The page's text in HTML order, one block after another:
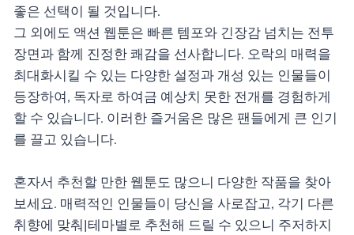
좋은 선택이 될 것입니다.
그 외에도 액션 웹툰은 빠른 템포와 긴장감 넘치는 전투
장면과 함께 진정한 쾌감을 선사합니다. 오락의 매력을
최대화시킬 수 있는 다양한 설정과 개성 있는 인물들이
등장하여, 독자로 하여금 예상치 못한 전개를 경험하게
할 수 있습니다. 이러한 즐거움은 많은 팬들에게 큰 인기
를 끌고 있습니다.
혼자서 추천할 만한 웹툰도 많으니 다양한 작품을 찾아
보세요. 매력적인 인물들이 당신을 사로잡고, 각기 다른
취향에 맞춰|테마별로 추천해 드릴 수 있으니 주저하지